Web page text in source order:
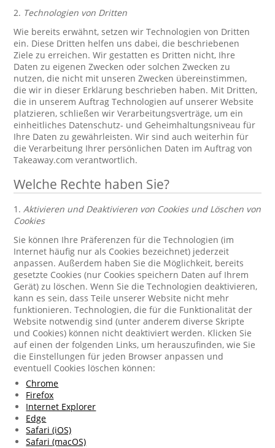
2. Technologien von Dritten
Wie bereits erwähnt, setzen wir Technologien von Dritten
ein. Diese Dritten helfen uns dabei, die beschriebenen
Ziele zu erreichen. Wir gestatten es Dritten nicht, Ihre
Daten zu eigenen Zwecken oder solchen Zwecken zu
nutzen, die nicht mit unseren Zwecken übereinstimmen,
die wir in dieser Erklärung beschrieben haben. Mit Dritten,
die in unserem Auftrag Technologien auf unserer Website
platzieren, schließen wir Verarbeitungsverträge, um ein
einheitliches Datenschutz- und Geheimhaltungsniveau für
Ihre Daten zu gewährleisten. Wir sind auch weiterhin für
die Verarbeitung Ihrer persönlichen Daten im Auftrag von
Takeaway.com verantwortlich.
Welche Rechte haben Sie?
1.Aktivieren und Deaktivieren von Cookies und Löschen von
Cookies
Sie können Ihre Präferenzen für die Technologien (im
Internet häufig nur als Cookies bezeichnet) jederzeit
anpassen. Außerdem haben Sie die Möglichkeit, bereits
gesetzte Cookies (nur Cookies speichern Daten auf Ihrem
Gerät) zu löschen. Wenn Sie die Technologien deaktivieren,
kann es sein, dass Teile unserer Website nicht mehr
funktionieren. Technologien, die für die Funktionalität der
Website notwendig sind (unter anderem diverse Skripte
und Cookies) können nicht deaktiviert werden. Klicken Sie
auf einen der folgenden Links, um herauszufinden, wie Sie
die Einstellungen für jeden Browser anpassen und
eventuell Cookies löschen können:
Chrome
Firefox
Internet Explorer
Edge
Safari (iOS)
Safari (macOS)